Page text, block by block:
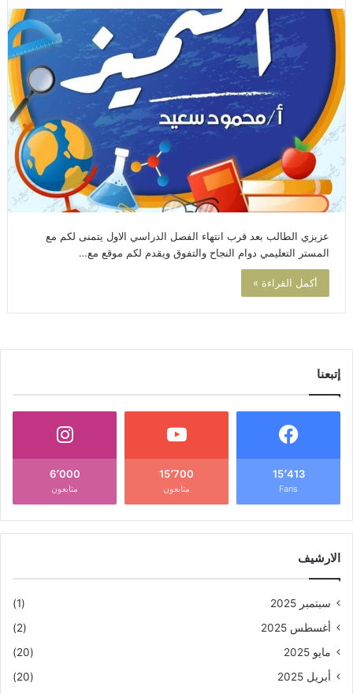
عزيزي الطالب بعد قرب انتهاء الفصل الدراسي الاول يتمنى لكم مع
المستر التعليمي دوام النجاح والتفوق ويقدم لكم موقع مع…
أكمل القراءة »
إتبعنا
15٬413
Fans
15٬700
متابعون
6٬000
متابعون
الارشيف
سبتمبر 2025
(1)
أغسطس 2025
(2)
مايو 2025
(20)
أبريل 2025
(20)